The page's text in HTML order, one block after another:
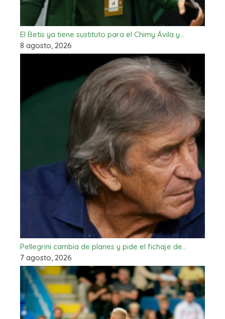
El Betis ya tiene sustituto para el Chimy Ávila y…
8 agosto, 2026
Pellegrini cambia de planes y pide el fichaje de…
7 agosto, 2026